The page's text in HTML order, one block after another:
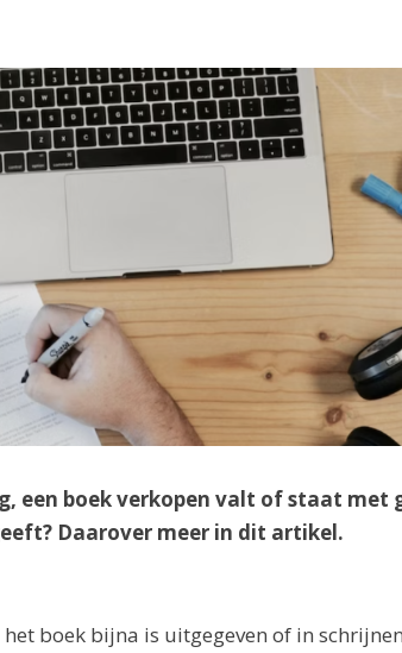
een boek verkopen valt of staat
Daarover meer in dit artikel.
boek bijna is uitgegeven of in